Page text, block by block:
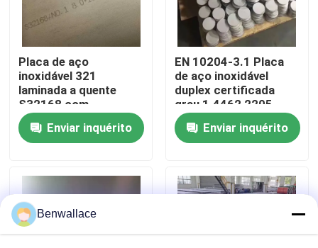
Visita à fábrica
Controle de qualidade
Contacte-nos
Casos
Placa de aço
inoxidável 321
laminada a quente
S32168 com
espessura de 3,0 -
80,0 mm e resistência
à corrosão
Enviar inquérito
EN 10204-3.1 Placa
de aço inoxidável
duplex certificada
grau 1.4462 2205
com técnica laminada
a quenteEnviar inquérito
Benwallace